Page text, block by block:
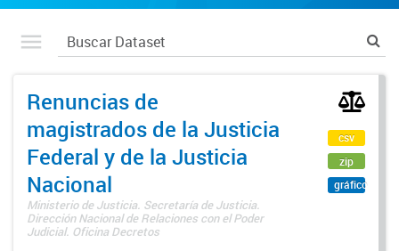
Renuncias de
magistrados de la Justicia
Federal y de la Justicia
Nacional
Ministerio de Justicia. Secretaría de Justicia.
Dirección Nacional de Relaciones con el Poder
Judicial. Oficina Decretos
csv
zip
gráfico